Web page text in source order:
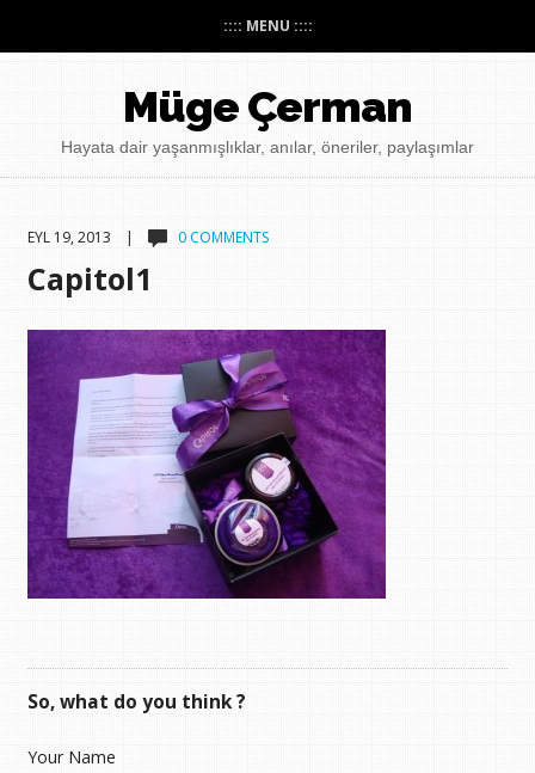
:::: MENU ::::
Müge Çerman
Hayata dair yaşanmışlıklar, anılar, öneriler, paylaşımlar
EYL 19, 2013 | 0 COMMENTS
Capitol1
So, what do you think ?
Your Name